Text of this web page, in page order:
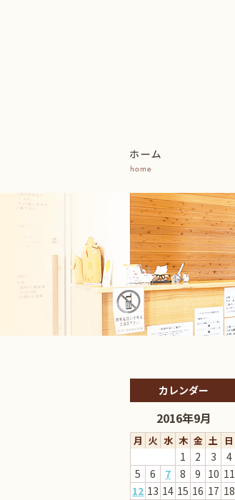
カレンダー
2016年9月
月 火 水 木 金 土 日
1 2 3
4
5
6 7 8 9 10 11
12 13 14 15 16 17 18